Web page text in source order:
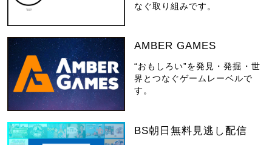
なぐ取り組みです。
AMBER GAMES
“おもしろい”を発見・発掘・世
界とつなぐゲームレーベルで
す。
BS朝日無料見逃し配信